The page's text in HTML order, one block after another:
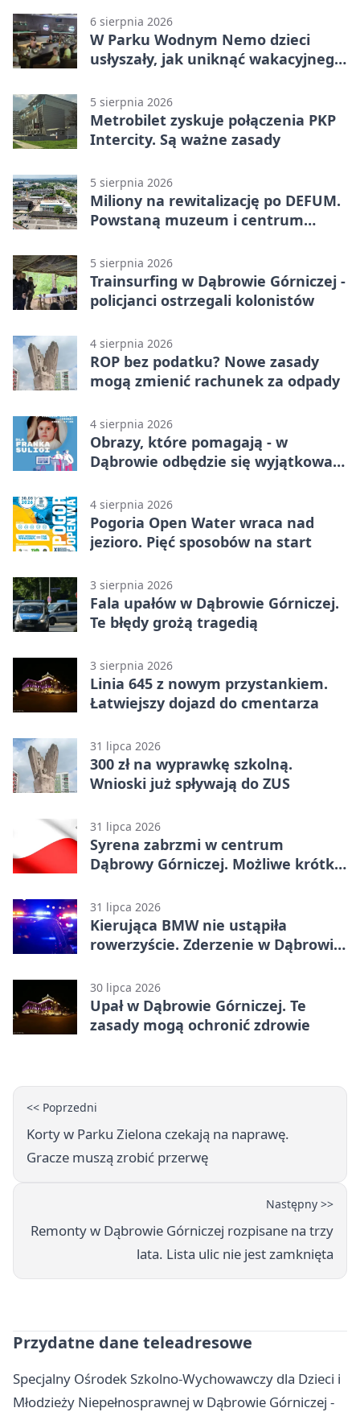
6 sierpnia 2026
W Parku Wodnym Nemo dzieci
usłyszały, jak uniknąć wakacyjnego
5 sierpnia 2026
Metrobilet zyskuje połączenia PKP
Intercity. Są ważne zasady
5 sierpnia 2026
Miliony na rewitalizację po DEFUM.
Powstaną muzeum i centrum
5 sierpnia 2026
Trainsurfing w Dąbrowie Górniczej -
policjanci ostrzegali kolonistów
4 sierpnia 2026
ROP bez podatku? Nowe zasady
mogą zmienić rachunek za odpady
4 sierpnia 2026
Obrazy, które pomagają - w
Dąbrowie odbędzie się wyjątkowa
4 sierpnia 2026
Pogoria Open Water wraca nad
jezioro. Pięć sposobów na start
3 sierpnia 2026
Fala upałów w Dąbrowie Górniczej.
Te błędy grożą tragedią
3 sierpnia 2026
Linia 645 z nowym przystankiem.
Łatwiejszy dojazd do cmentarza
31 lipca 2026
300 zł na wyprawkę szkolną.
Wnioski już spływają do ZUS
31 lipca 2026
Syrena zabrzmi w centrum
Dąbrowy Górniczej. Możliwe krótkie
31 lipca 2026
Kierująca BMW nie ustąpiła
rowerzyście. Zderzenie w Dąbrowie
30 lipca 2026
Upał w Dąbrowie Górniczej. Te
zasady mogą ochronić zdrowie
<< Poprzedni
Korty w Parku Zielona czekają na naprawę.
Gracze muszą zrobić przerwę
Następny >>
Remonty w Dąbrowie Górniczej rozpisane na trzy
lata. Lista ulic nie jest zamknięta
Przydatne dane teleadresowe
Specjalny Ośrodek Szkolno-Wychowawczy dla Dzieci i
Młodzieży Niepełnosprawnej w Dąbrowie Górniczej -